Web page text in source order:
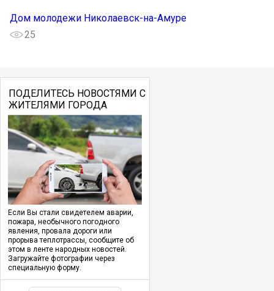
Дом молодежи Николаевск-на-Амуре
25
ПОДЕЛИТЕСЬ НОВОСТЯМИ С
ЖИТЕЛЯМИ ГОРОДА
Если Вы стали свидетелем аварии,
пожара, необычного погодного
явления, провала дороги или
прорыва теплотрассы, сообщите об
этом в ленте народных новостей.
Загружайте фотографии через
специальную форму.